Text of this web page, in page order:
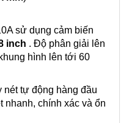
sử dụng cảm biến
inch . Độ phân giải lên
hình lên tới 60
nét tự động hàng đầu
nhanh, chính xác và ổn